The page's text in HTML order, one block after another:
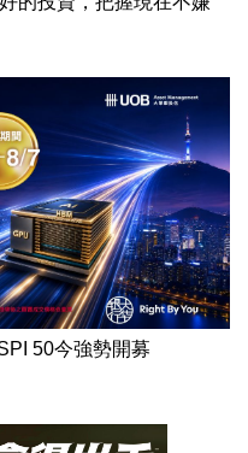
50今強勢開募